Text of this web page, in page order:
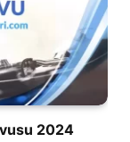
2024